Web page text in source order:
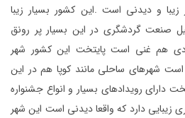
زیبا و دیدنی است .این کشور بسیار زیبا
صنعت گردشگری در این بسیار پر رونق
هم غنی است پایتخت این کشور شهر
است شهرهای ساحلی مانند کوپا هم در این
دارای رویدادهای بسیار و انواع جشنواره
دارد که واقعا دیدنی است این شهر